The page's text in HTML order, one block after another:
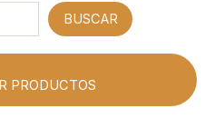
BUSCAR
PRODUCTOS